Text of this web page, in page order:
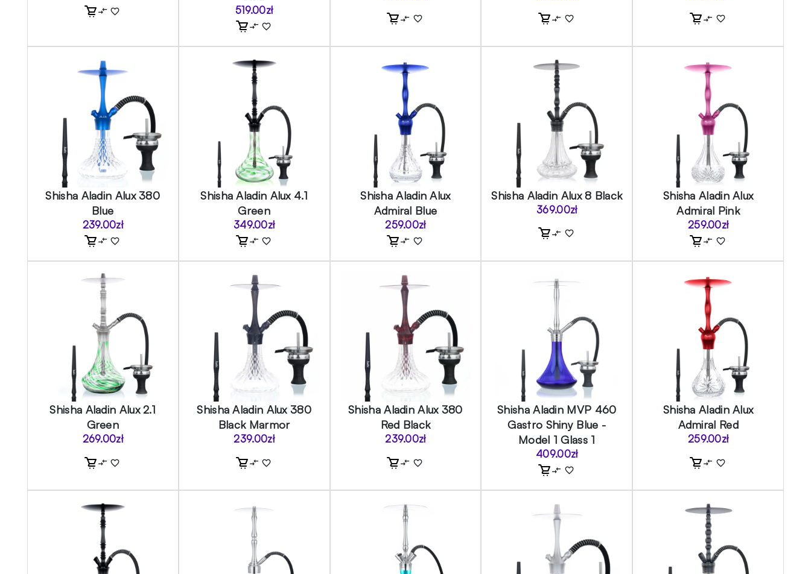
519.00zł
Shisha Aladin Alux 380
Blue
239.00zł
Shisha Aladin Alux 4.1
Green
349.00zł
Shisha Aladin Alux
Admiral Blue
259.00zł
Shisha Aladin Alux 8 Black
369.00zł
Shisha Aladin Alux
Admiral Pink
259.00zł
Shisha Aladin Alux 2.1
Green
269.00zł
Shisha Aladin Alux 380
Black Marmor
239.00zł
Shisha Aladin Alux 380
Red Black
239.00zł
Shisha Aladin MVP 460
Gastro Shiny Blue -
Model 1 Glass 1
409.00zł
Shisha Aladin Alux
Admiral Red
259.00zł